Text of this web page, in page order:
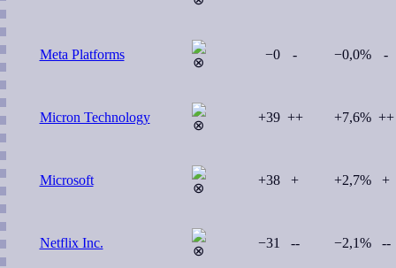
Meta Platforms −0 - −0,0% -
Micron Technology +39 ++ +7,6% ++
Microsoft +38 + +2,7% +
Netflix Inc. −31 -- −2,1% --